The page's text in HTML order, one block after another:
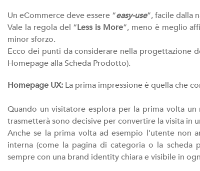
Un eCommerce deve essere “easy-use”, facile dalla
Vale la regola del “Less is More”, meno è meglio
minor sforzo.
Ecco dei punti da considerare nella progettazione
Homepage alla Scheda Prodotto).
Homepage UX: La prima impressione è quella che
Quando un visitatore esplora per la prima volta
trasmetterà sono decisive per convertire la visita in
Anche se la prima volta ad esempio l'utente non
interna (come la pagina di categoria o la scheda
sempre con una brand identity chiara e visibile in